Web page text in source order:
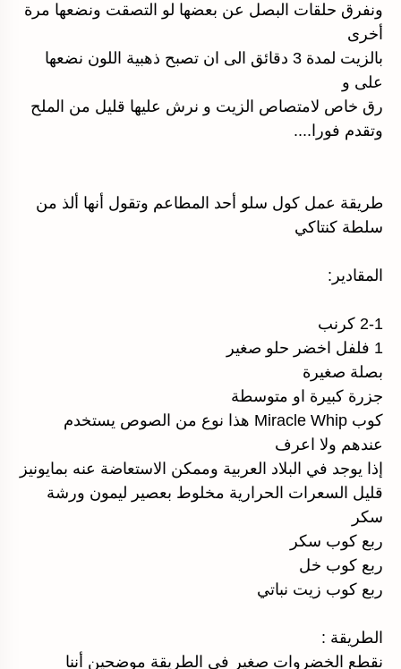
ونفرق حلقات البصل عن بعضها لو التصقت ونضعها مرة
أخرى
بالزيت لمدة 3 دقائق الى ان تصبح ذهبية اللون نضعها
على و
رق خاص لامتصاص الزيت و نرش عليها قليل من الملح
وتقدم فورا....
طريقة عمل كول سلو أحد المطاعم وتقول أنها ألذ من
سلطة كنتاكي
المقادير:
2-1 كرنب
1 فلفل اخضر حلو صغير
بصلة صغيرة
جزرة كبيرة او متوسطة
كوب Miracle Whip هذا نوع من الصوص يستخدم
عندهم ولا اعرف
إذا يوجد في البلاد العربية وممكن الاستعاضة عنه بمايونيز
قليل السعرات الحرارية مخلوط بعصير ليمون ورشة
سكر
ربع كوب سكر
ربع كوب خل
ربع كوب زيت نباتي
الطريقة :
نقطع الخضروات صغير في الطريقة موضحين أننا